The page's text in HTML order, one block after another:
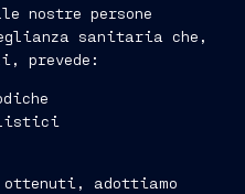
nostre persone
sanitaria che,
prevede:
adottiamo